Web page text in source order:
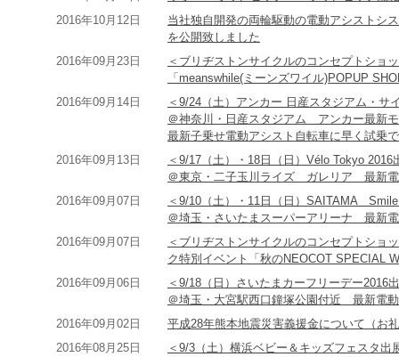
2016年10月12日
当社独自開発の両輪駆動の電動アシストシ
を公開致しました
2016年09月23日
＜ブリヂストンサイクルのコンセプトショ
「meanswhile(ミーンズワイル)POPUP
2016年09月14日
＜9/24（土）アンカー 日産スタジアム・サ
＠神奈川・日産スタジアム アンカー最新
最新子乗せ電動アシスト自転車に早く試乗
2016年09月13日
＜9/17（土）・18日（日）Vélo Tokyo 2016
＠東京・二子玉川ライズ ガレリア 最新電
2016年09月07日
＜9/10（土）・11日（日）SAITAMA
＠埼玉・さいたまスーパーアリーナ 最新
2016年09月07日
＜ブリヂストンサイクルのコンセプトショ
ク特別イベント「秋のNEOCOT SPECIAL
2016年09月06日
＜9/18（日）さいたまカーフリーデー2016
＠埼玉・大宮駅西口鐘塚公園付近 最新電
2016年09月02日
平成28年熊本地震災害義援金について（お
2016年08月25日
＜9/3（土）横浜ベビー＆キッズフェスタ